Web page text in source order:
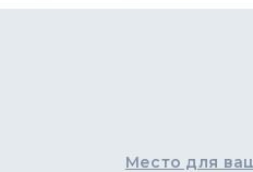
Место для